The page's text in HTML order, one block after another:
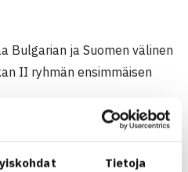
Tietoja
Bulgarian ja Suomen välinen
II ryhmän ensimmäisen
ja Suomen kakkosen,
kehittymistä voi
sivuilta